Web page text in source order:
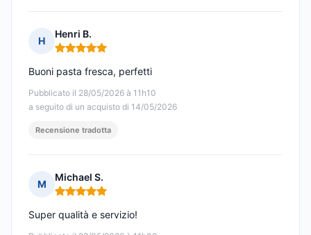
H
Henri B.
Nota: 5 su 5
Pubblicato il 28/05/2026 à 11h10
a seguito di un acquisto di 14/05/2026
Buoni pasta fresca, perfetti
Recensione tradotta
M
Michael S.
Nota: 5 su 5
Super qualità e servizio!